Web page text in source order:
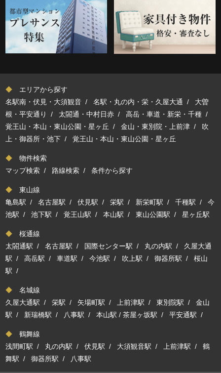
◆ エリアから探す
名駅南・伏見・大須観音 /名駅・丸の内・栄・久屋大通 / 大曽
根・平安通り
/ 太閤通・中村日赤 /高岳・車道・新栄・千種 /
覚王山・本山・東山公園・星ヶ丘 /金山・東別院・上前津 / 吹
上・御器所・池下 /覚王山・本山・東山公園・星ヶ丘
◆ 物件検索
マップ検索 / 路線検索 /条件から探す
◆ 東山線
亀島駅 /名古屋駅 /伏見駅 /栄駅 / 新栄町駅 /千種駅 /今
池駅 /池下駅 /覚王山駅 /本山駅 /東山公園駅 /星ヶ丘駅
◆ 桜通線
太閤通駅 /名古屋駅 / 国際センター駅 / 丸の内駅 / 久屋大通
駅 /高岳駅 /車道駅 /今池駅 / 吹上駅 /御器所駅 /桜山
駅 /
◆ 名城線
久屋大通駅 /栄駅 / 矢場町駅 / 上前津駅 /東別院駅 /金山
駅 / 新瑞橋駅 / 八事駅 /本山駅 /茶屋ヶ坂駅 /平安通駅 /
◆ 鶴舞線
浅間町駅 / 丸の内駅 /伏見駅 / 大須観音駅 / 上前津駅 /鶴
舞駅 /御器所駅 / 八事駅